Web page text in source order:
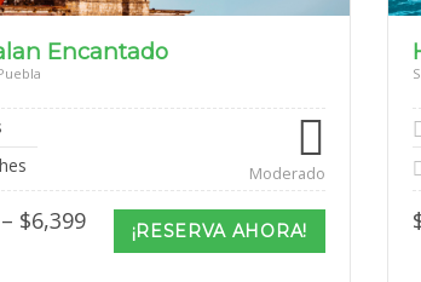
Encantado
Moderado
– $6,399Price
range:
$4,499
¡RESERVA AHORA!